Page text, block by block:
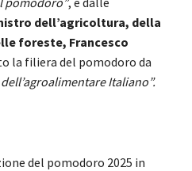
dell’agricoltura, della
foreste, Francesco
la filiera del pomodoro da
Italiano”.
del pomodoro 2025 in